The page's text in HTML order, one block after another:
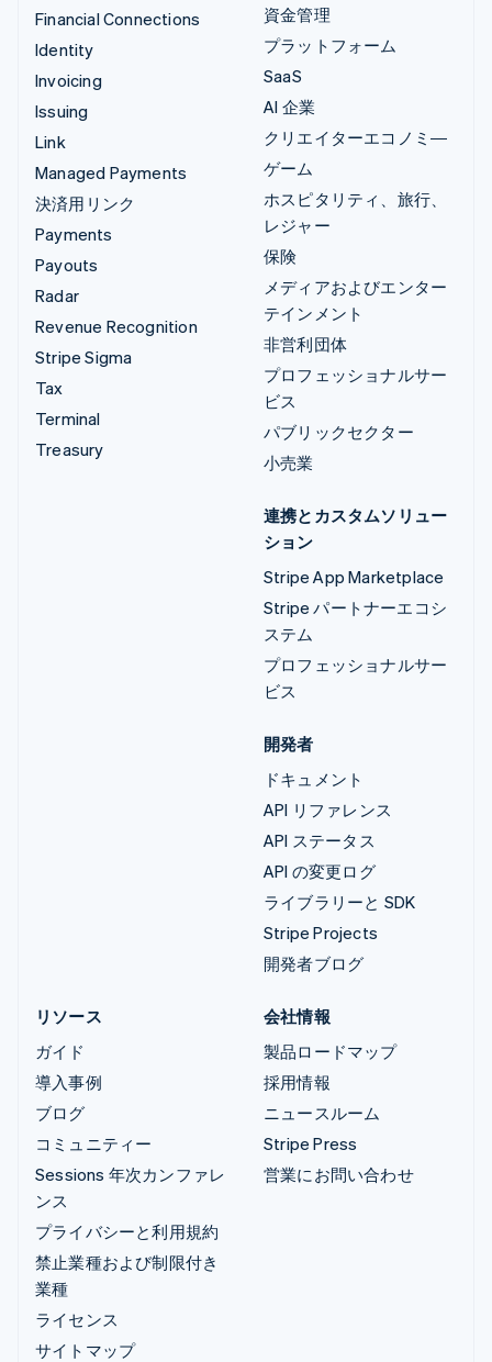
Financial Connections
Identity
Invoicing
Issuing
Link
Managed Payments
決済用リンク
Payments
Payouts
Radar
Revenue Recognition
Stripe Sigma
Tax
Terminal
Treasury
資金管理
プラットフォーム
SaaS
AI 企業
クリエイターエコノミ―
ゲーム
ホスピタリティ、旅行、
レジャー
保険
メディアおよびエンター
テインメント
非営利団体
プロフェッショナルサー
ビス
パブリックセクター
小売業
連携とカスタムソリュー
ション
Stripe App Marketplace
Stripe パートナーエコシ
ステム
プロフェッショナルサー
ビス
開発者
ドキュメント
API リファレンス
API ステータス
API の変更ログ
ライブラリーと SDK
Stripe Projects
開発者ブログ
リソース
ガイド
導入事例
ブログ
コミュニティー
Sessions 年次カンファレ
ンス
プライバシーと利用規約
禁止業種および制限付き
業種
ライセンス
サイトマップ
会社情報
製品ロードマップ
採用情報
ニュースルーム
Stripe Press
営業にお問い合わせ